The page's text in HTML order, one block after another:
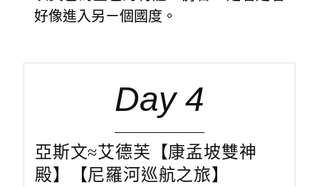
好像進入另ㄧ個國度。
Day 4
亞斯文≈艾德芙【康孟坡雙神
殿】【尼羅河巡航之旅】